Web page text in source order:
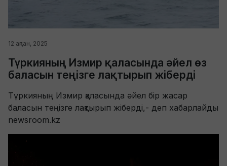
12 ақпан, 2025
Түркияның Измир қаласында әйел өз
баласын теңізге лақтырып жіберді
Түркияның Измир қаласында әйел бір жасар
баласын теңізге лақтырып жіберді,- деп хабарлайды
newsroom.kz